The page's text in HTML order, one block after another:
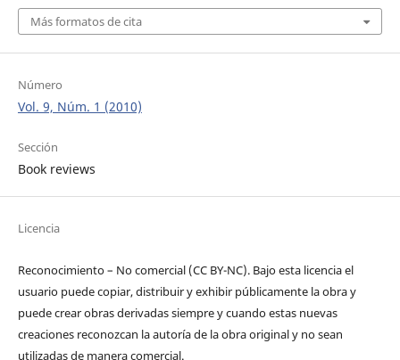
Más formatos de cita
Número
Vol. 9, Núm. 1 (2010)
Sección
Book reviews
Licencia
Reconocimiento – No comercial (CC BY-­NC). Bajo esta licencia el
usuario puede copiar, distribuir y exhibir públicamente la obra y
puede crear obras derivadas siempre y cuando estas nuevas
creaciones reconozcan la autoría de la obra original y no sean
utilizadas de manera comercial.